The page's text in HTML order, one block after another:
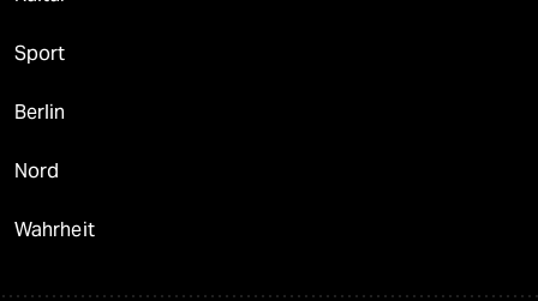
Sport
Berlin
Nord
Wahrheit